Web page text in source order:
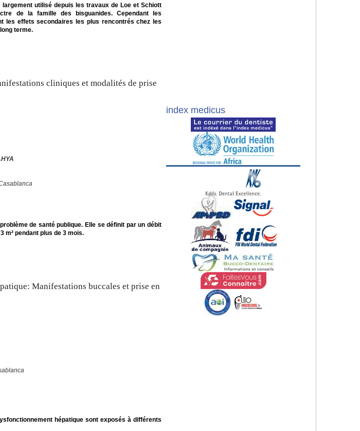
utilisé depuis les travaux de Loe et Schiott
de la famille des bisguanides. Cependant les
les effets secondaires les plus rencontrés chez les
terme.
cliniques et modalités de prise
de santé publique. Elle se définit par un débit
m² pendant plus de 3 mois.
Manifestations buccales et prise en
hépatique sont exposés à différents
index medicus